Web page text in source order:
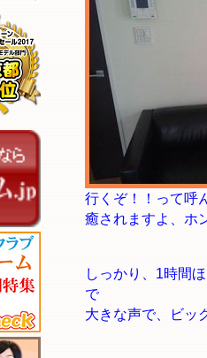
行くぞ！！って呼
癒されますよ、ホ
しっかり、1時間
で
大きな声で、ビッ